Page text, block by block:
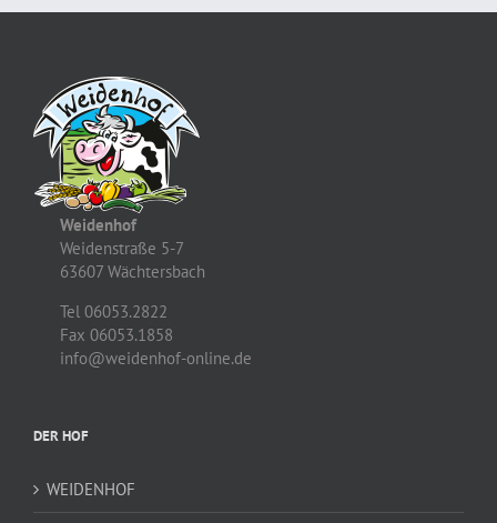
Weidenhof
Weidenstraße 5-7
63607 Wächtersbach
Tel 06053.2822
Fax 06053.1858
info@weidenhof-online.de
DER HOF
WEIDENHOF